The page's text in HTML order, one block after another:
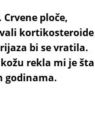
ploče,
kortikosteroide
bi se vratila.
rekla mi je šta
godinama.